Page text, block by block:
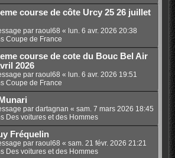
course de côte Urcy 25 26 juillet
par raoul68 « lun. 6 avr. 2026 20:38
Coupe de France
course de cote du Bouc Bel Air
2026
par raoul68 « lun. 6 avr. 2026 19:51
Coupe de France
par dartagnan « sam. 7 mars 2026 18:45
Des voitures et des Hommes
Fréquelin
par raoul68 « sam. 21 févr. 2026 21:21
Des voitures et des Hommes